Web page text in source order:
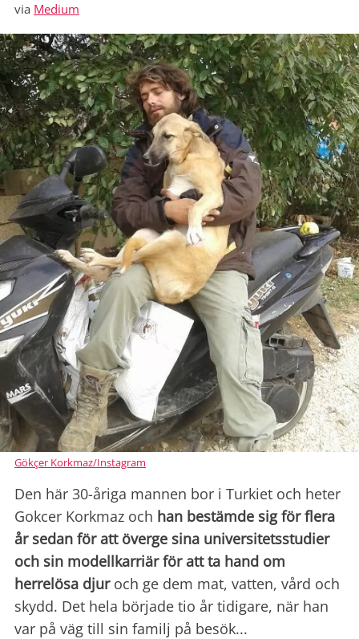
via Medium
Gökçer Korkmaz/Instagram
Den här 30-åriga mannen bor i Turkiet och heter
Gokcer Korkmaz och han bestämde sig för flera
år sedan för att överge sina universitetsstudier
och sin modellkarriär för att ta hand om
herrelösa djuroch ge dem mat, vatten, vård och
skydd. Det hela började tio år tidigare, när han
var på väg till sin familj på besök...